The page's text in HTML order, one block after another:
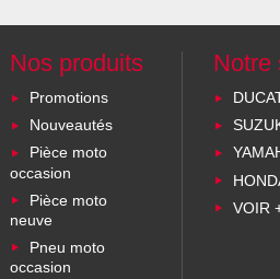
Nos produits
Promotions
Nouveautés
Pièce moto
occasion
Pièce moto
neuve
Pneu moto
occasion
Notre
VOIR